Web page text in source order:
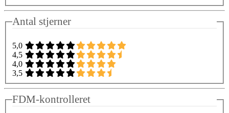
Antal stjerner
5,0
4,5
4,0
3,5
FDM-kontrolleret